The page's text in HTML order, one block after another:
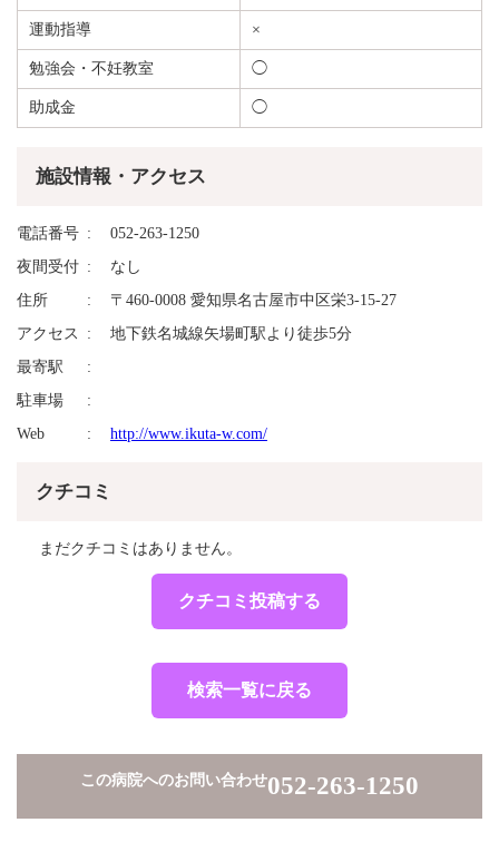
運動指導 ×
勉強会・不妊教室 ◯
助成金 ◯
施設情報・アクセス
電話番号
052-263-1250
夜間受付
なし
住所
〒460-0008 愛知県名古屋市中区栄3-15-27
アクセス
地下鉄名城線矢場町駅より徒歩5分
最寄駅
駐車場
Web
http://www.ikuta-w.com/
クチコミ
まだクチコミはありません。
クチコミ投稿する
検索一覧に戻る
この病院へのお問い合わせ052-263-1250